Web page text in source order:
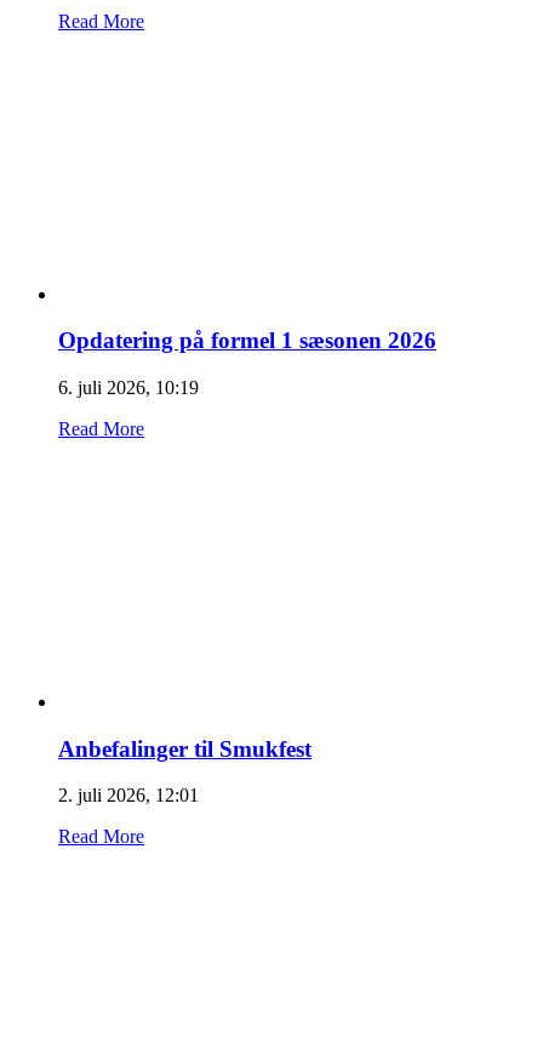
Read More
Opdatering på formel 1 sæsonen 2026
6. juli 2026, 10:19
Read More
Anbefalinger til Smukfest
2. juli 2026, 12:01
Read More